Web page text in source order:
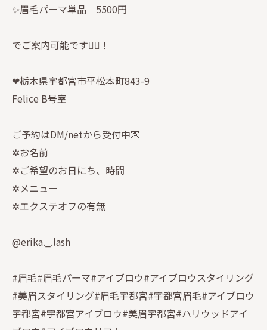
✨眉毛パーマ単品 5500円
でご案内可能です🙆‍♀️！
❤︎栃木県宇都宮市平松本町843-9
Felice B号室
ご予約はDM/netから受付中💌
✲お名前
✲ご希望のお日にち、時間
✲メニュー
✲エクステオフの有無
@erika._.lash
#眉毛#眉毛パーマ#アイブロウ#アイブロウスタイリング
#美眉スタイリング#眉毛宇都宮#宇都宮眉毛#アイブロウ
宇都宮#宇都宮アイブロウ#美眉宇都宮#ハリウッドアイ